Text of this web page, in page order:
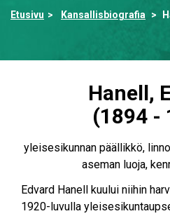
Etusivu Kansallisbiografia
Hanell,
(1894 -
yleisesikunnan päällikkö,
aseman luoja,
Edvard Hanell kuului niihin
1920-luvulla